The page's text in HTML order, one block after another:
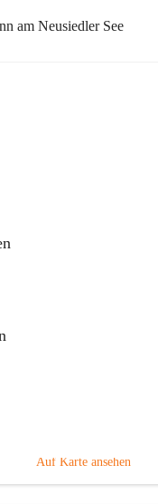
am Neusiedler See
Auf Karte ansehen